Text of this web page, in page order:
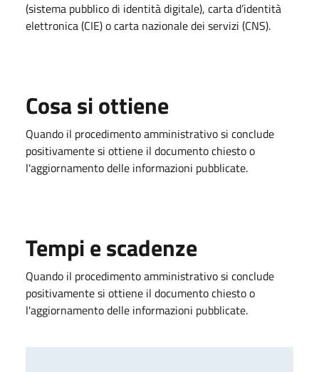
(sistema pubblico di identità digitale), carta d’identità
elettronica (CIE) o carta nazionale dei servizi (CNS).
Cosa si ottiene
Quando il procedimento amministrativo si conclude
positivamente si ottiene il documento chiesto o
l'aggiornamento delle informazioni pubblicate.
Tempi e scadenze
Quando il procedimento amministrativo si conclude
positivamente si ottiene il documento chiesto o
l'aggiornamento delle informazioni pubblicate.